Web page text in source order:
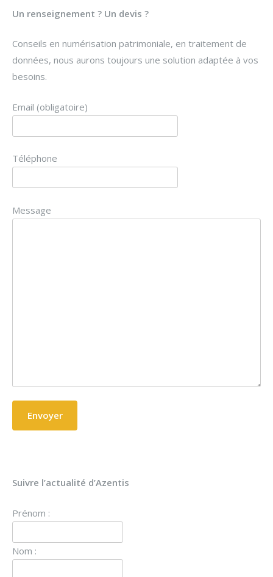
Un renseignement ? Un devis ?
Conseils en numérisation patrimoniale, en traitement de
données, nous aurons toujours une solution adaptée à vos
besoins.
Email (obligatoire)
Téléphone
Message
Suivre l’actualité d’Azentis
Prénom :
Nom :